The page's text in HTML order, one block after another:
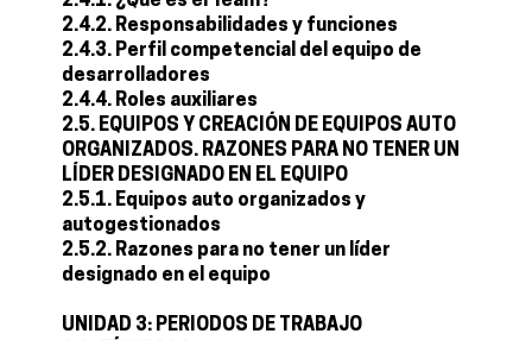
2.4.2. Responsabilidades y funciones
2.4.3. Perfil competencial del equipo de
desarrolladores
2.4.4. Roles auxiliares
2.5. EQUIPOS Y CREACIÓN DE EQUIPOS AUTO
ORGANIZADOS. RAZONES PARA NO TENER UN
LÍDER DESIGNADO EN EL EQUIPO
2.5.1. Equipos auto organizados y
autogestionados
2.5.2. Razones para no tener un líder
designado en el equipo
UNIDAD 3: PERIODOS DE TRABAJO